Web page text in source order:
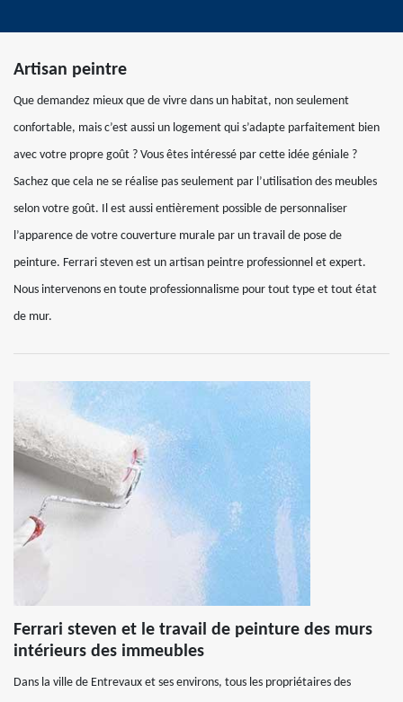
Artisan peintre
Que demandez mieux que de vivre dans un habitat, non seulement
confortable, mais c’est aussi un logement qui s’adapte parfaitement bien
avec votre propre goût ? Vous êtes intéressé par cette idée géniale ?
Sachez que cela ne se réalise pas seulement par l’utilisation des meubles
selon votre goût. Il est aussi entièrement possible de personnaliser
l’apparence de votre couverture murale par un travail de pose de
peinture. Ferrari steven est un artisan peintre professionnel et expert.
Nous intervenons en toute professionnalisme pour tout type et tout état
de mur.
Ferrari steven et le travail de peinture des murs
intérieurs des immeubles
Dans la ville de Entrevaux et ses environs, tous les propriétaires des